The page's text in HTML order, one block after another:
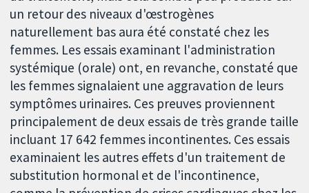
un retour des niveaux d'œstrogènes
naturellement bas aura été constaté chez les
femmes. Les essais examinant l'administration
systémique (orale) ont, en revanche, constaté que
les femmes signalaient une aggravation de leurs
symptômes urinaires. Ces preuves proviennent
principalement de deux essais de très grande taille
incluant 17 642 femmes incontinentes. Ces essais
examinaient les autres effets d'un traitement de
substitution hormonal et de l'incontinence,